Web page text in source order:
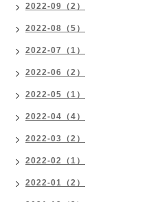
2022-09（2）
2022-08（5）
2022-07（1）
2022-06（2）
2022-05（1）
2022-04（4）
2022-03（2）
2022-02（1）
2022-01（2）